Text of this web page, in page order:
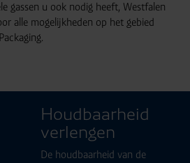
gassen u ook nodig heeft, Westfalen
alle mogelijkheden op het gebied
Houdbaarheid
verlengen
De houdbaarheid van de